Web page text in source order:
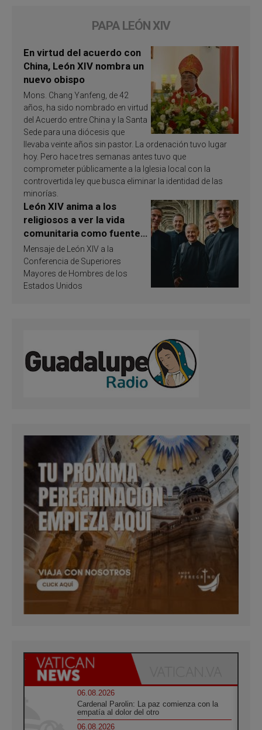
PAPA LEÓN XIV
En virtud del acuerdo con
China, León XIV nombra un
nuevo obispo
Mons. Chang Yanfeng, de 42
años, ha sido nombrado en virtud
del Acuerdo entre China y la Santa
Sede para una diócesis que
llevaba veinte años sin pastor. La ordenación tuvo lugar
hoy. Pero hace tres semanas antes tuvo que
comprometer públicamente a la Iglesia local con la
controvertida ley que busca eliminar la identidad de las
minorías.
León XIV anima a los
religiosos a ver la vida
comunitaria como fuente
de inspiración y
santificación
Mensaje de León XIV a la
Conferencia de Superiores
Mayores de Hombres de los
Estados Unidos
06.08.2026
Cardenal Parolin: La paz comienza con la
empatía al dolor del otro
06.08.2026